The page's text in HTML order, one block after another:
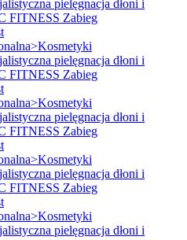
pielęgnacja dłoni i
FITNESS Zabieg
pielęgnacja dłoni i
FITNESS Zabieg
pielęgnacja dłoni i
FITNESS Zabieg
pielęgnacja dłoni i
FITNESS Zabieg
pielęgnacja dłoni i